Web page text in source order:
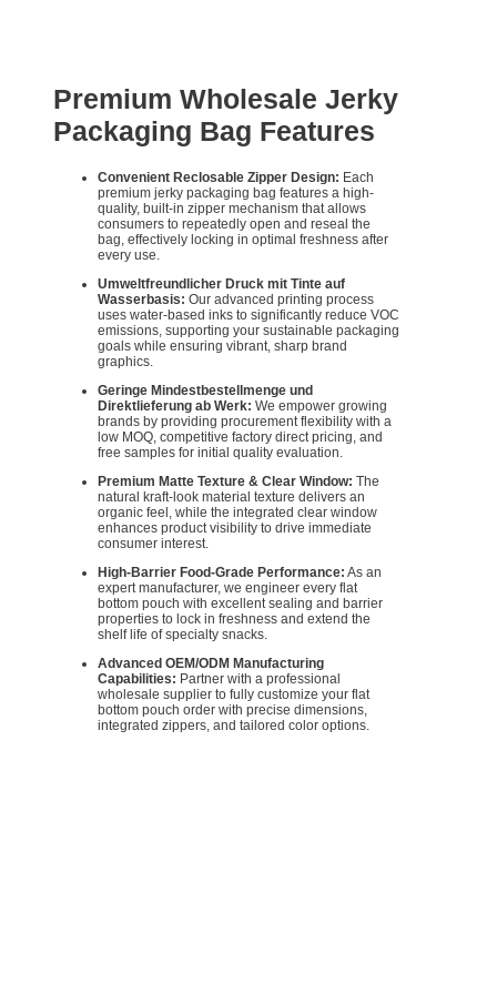
Premium Wholesale Jerky
Packaging Bag Features
Convenient Reclosable Zipper Design: Each
premium jerky packaging bag features a high-
quality, built-in zipper mechanism that allows
consumers to repeatedly open and reseal the
bag, effectively locking in optimal freshness after
every use.
Umweltfreundlicher Druck mit Tinte auf
Wasserbasis: Our advanced printing process
uses water-based inks to significantly reduce VOC
emissions, supporting your sustainable packaging
goals while ensuring vibrant, sharp brand
graphics.
Geringe Mindestbestellmenge und
Direktlieferung ab Werk: We empower growing
brands by providing procurement flexibility with a
low MOQ, competitive factory direct pricing, and
free samples for initial quality evaluation.
Premium Matte Texture & Clear Window: The
natural kraft-look material texture delivers an
organic feel, while the integrated clear window
enhances product visibility to drive immediate
consumer interest.
High-Barrier Food-Grade Performance: As an
expert manufacturer, we engineer every flat
bottom pouch with excellent sealing and barrier
properties to lock in freshness and extend the
shelf life of specialty snacks.
Advanced OEM/ODM Manufacturing
Capabilities: Partner with a professional
wholesale supplier to fully customize your flat
bottom pouch order with precise dimensions,
integrated zippers, and tailored color options.